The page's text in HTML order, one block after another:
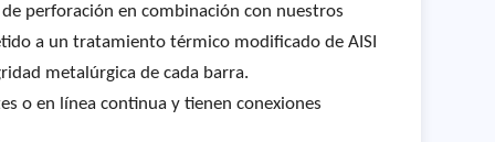
perforación en combinación con nuestros
a un tratamiento térmico modificado de AISI
metalúrgica de cada barra.
o en línea continua y tienen conexiones